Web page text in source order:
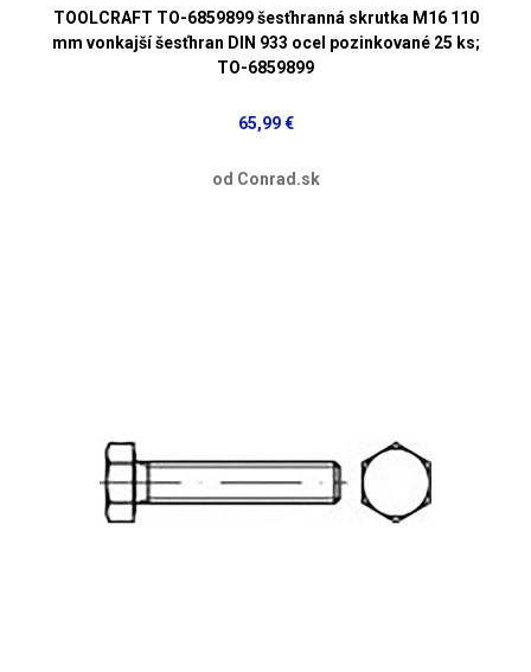
TOOLCRAFT TO-6859899 šesťhranná skrutka M16 110
mm vonkajší šesťhran DIN 933 ocel pozinkované 25 ks;
TO-6859899
65,99 €
od Conrad.sk